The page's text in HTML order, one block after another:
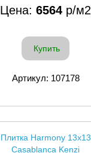
Цена: 6564 р/м2
Купить
Артикул: 107178
Плитка Harmony 13x13
Casablanca Kenzi